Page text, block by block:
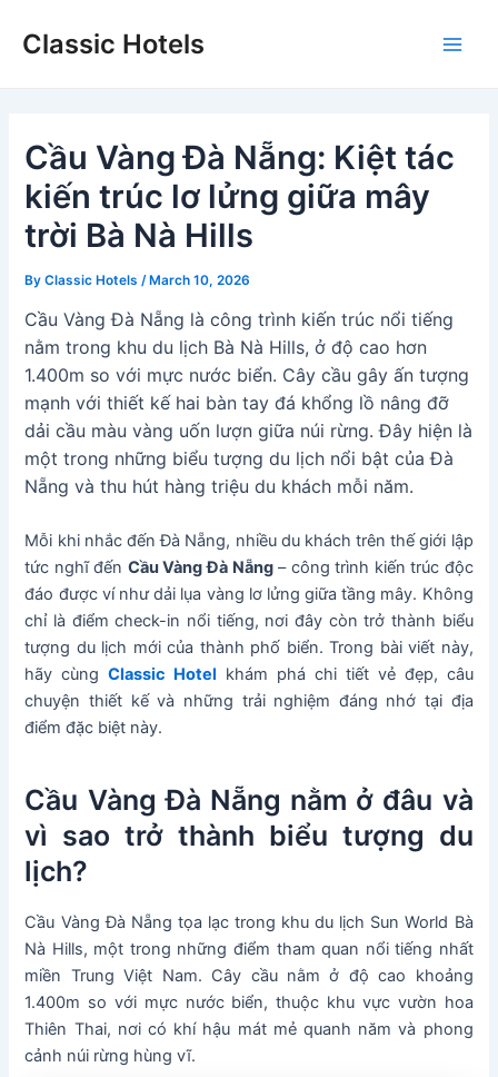
Classic Hotels
Cầu Vàng Đà Nẵng: Kiệt tác
kiến trúc lơ lửng giữa mây
trời Bà Nà Hills
ByClassic Hotels /March 10, 2026
Cầu Vàng Đà Nẵng là công trình kiến trúc nổi tiếng
nằm trong khu du lịch Bà Nà Hills, ở độ cao hơn
1.400m so với mực nước biển. Cây cầu gây ấn tượng
mạnh với thiết kế hai bàn tay đá khổng lồ nâng đỡ
dải cầu màu vàng uốn lượn giữa núi rừng. Đây hiện là
một trong những biểu tượng du lịch nổi bật của Đà
Nẵng và thu hút hàng triệu du khách mỗi năm.
Mỗi khi nhắc đến Đà Nẵng, nhiều du khách trên thế giới lập
tức nghĩ đến Cầu Vàng Đà Nẵng– công trình kiến trúc độc
đáo được ví như dải lụa vàng lơ lửng giữa tầng mây. Không
chỉ là điểm check-in nổi tiếng, nơi đây còn trở thành biểu
tượng du lịch mới của thành phố biển. Trong bài viết này,
hãy cùngClassic Hotel khám phá chi tiết vẻ đẹp, câu
chuyện thiết kế và những trải nghiệm đáng nhớ tại địa
điểm đặc biệt này.
Cầu Vàng Đà Nẵng nằm ở đâu và
vì sao trở thành biểu tượng du
lịch?
Cầu Vàng Đà Nẵng tọa lạc trong khu du lịch Sun World Bà
Nà Hills, một trong những điểm tham quan nổi tiếng nhất
miền Trung Việt Nam. Cây cầu nằm ở độ cao khoảng
1.400m so với mực nước biển, thuộc khu vực vườn hoa
Thiên Thai, nơi có khí hậu mát mẻ quanh năm và phong
cảnh núi rừng hùng vĩ.